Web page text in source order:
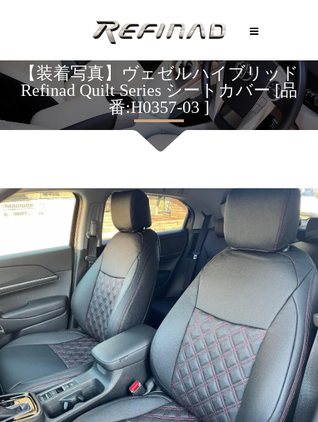
【装着写真】ヴェゼルハイブリッド
Refinad Quilt Series シートカバー [品
番:H0357-03 ]